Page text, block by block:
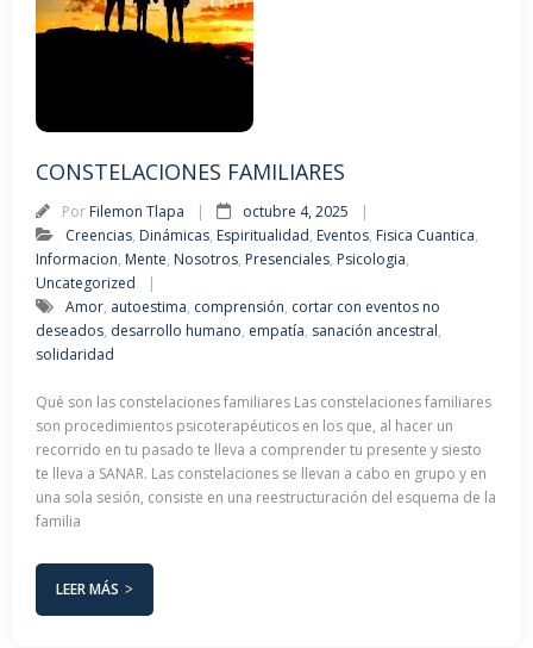
CONSTELACIONES FAMILIARES
Por Filemon Tlapa
octubre 4, 2025
Creencias, Dinámicas, Espiritualidad, Eventos, Fisica Cuantica,
Informacion, Mente, Nosotros, Presenciales, Psicologia,
Uncategorized
Amor, autoestima, comprensión, cortar con eventos no
deseados, desarrollo humano, empatía, sanación ancestral,
solidaridad
Qué son las constelaciones familiares Las constelaciones familiares
son procedimientos psicoterapéuticos en los que, al hacer un
recorrido en tu pasado te lleva a comprender tu presente y siesto
te lleva a SANAR. Las constelaciones se llevan a cabo en grupo y en
una sola sesión, consiste en una reestructuración del esquema de la
familia
LEER MÁS